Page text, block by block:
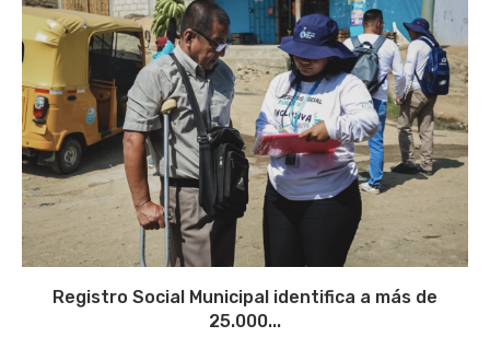
Registro Social Municipal identifica a más de
25.000...